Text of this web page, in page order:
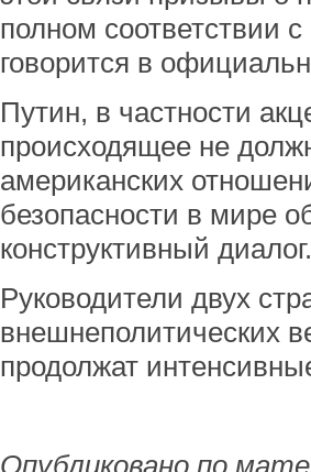
полном соответствии
говорится в
Путин, в частности
происходящее не
американских
безопасности в мире
конструктивный диалог.
Руководители двух
внешнеполитических
продолжат
Опубликовано по